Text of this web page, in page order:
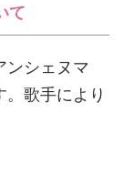
て
ンシェヌマ
歌手により